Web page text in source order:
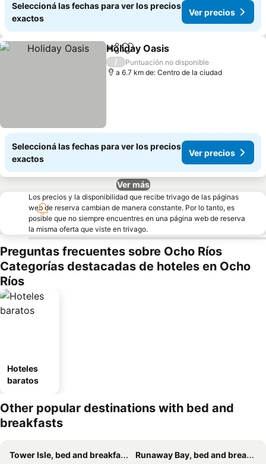
Seleccioná las fechas para ver los precios
exactos
Ver precios
CompartirAñadir a favoritos
Holiday Oasis
/
Puntuación no disponible
a 6.7 km de: Centro de la ciudad
Seleccioná las fechas para ver los precios
exactos
Ver precios
Ver más
Los precios y la disponibilidad que recibe trivago de las páginas
web de reserva cambian de manera constante. Por lo tanto, es
posible que no siempre encuentres en una página web de reserva
la misma oferta que viste en trivago.
Preguntas frecuentes sobre Ocho Ríos
Categorías destacadas de hoteles en Ocho
Ríos
Hoteles
baratos
Other popular destinations with bed and
breakfasts
Tower Isle, bed and breakfasts
Runaway Bay, bed and breakfasts